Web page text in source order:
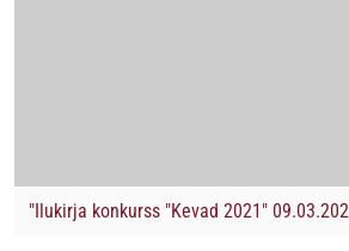
"Ilukirja konkurss "Kevad 2021"